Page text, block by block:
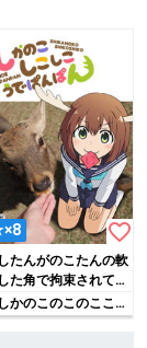
favorite_border
たんがのこたんの軟
た角で拘束されて…
外した角チ◯ポを餡
挿入されて処女膜を
れちゃう!!
しかのこのこのここし
たん